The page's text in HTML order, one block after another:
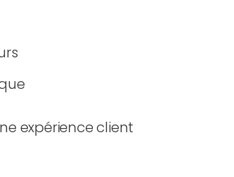
expérience client